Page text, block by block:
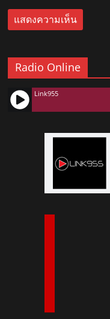
Radio Online
Link955